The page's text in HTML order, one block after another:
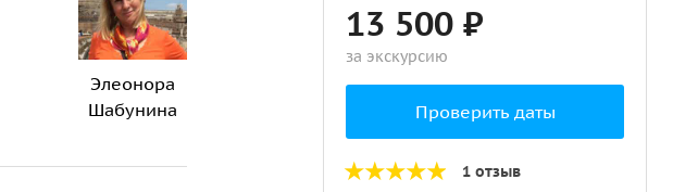
Элеонора
Шабунина
13 500 ₽
за экскурсию
Проверить даты
1 отзыв